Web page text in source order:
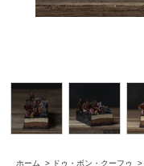
ホーム > ドゥ・ボン・クーフゥ >